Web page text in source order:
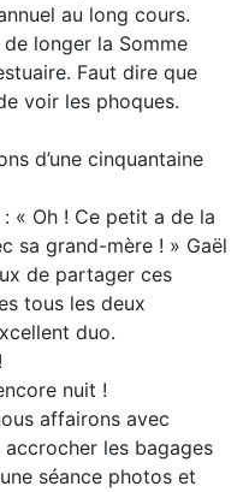
au long cours.
longer la Somme
Faut dire que
voir les phoques.
d’une cinquantaine
« Oh ! Ce petit a de la
sa grand-mère ! » Gaël
de partager ces
tous les deux
duo.
nuit !
affairons avec
accrocher les bagages
séance photos et